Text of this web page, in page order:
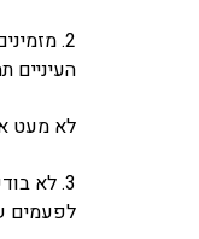
2. מזמינים יותר מדי אוכל
העיניים
לא מעט
3. לא בודקים מה מכיל כל רול
לפעמים